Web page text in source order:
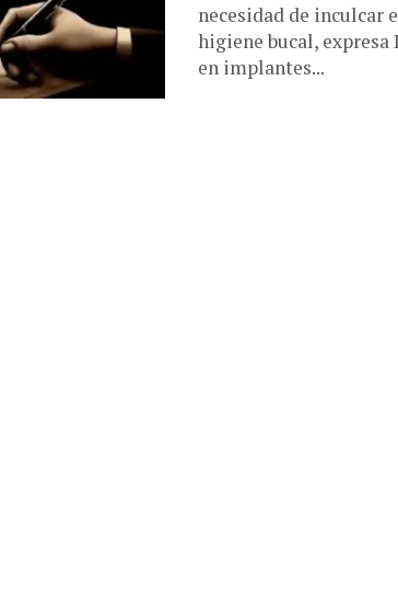
necesidad de inculcar
higiene bucal,
en implantes...